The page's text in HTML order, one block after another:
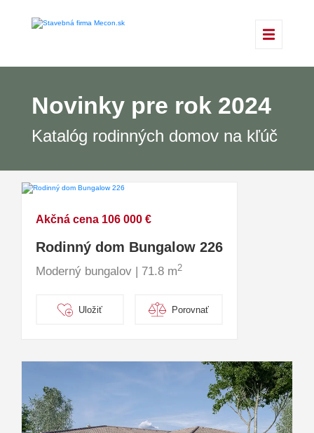
Novinky pre rok 2024
Katalóg rodinných domov na kľúč
Akčná cena 106 000 €
Rodinný dom Bungalow 226
Moderný bungalov | 71.8 m2
Uložiť Porovnať